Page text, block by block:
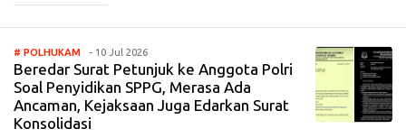
# POLHUKAM - 10 Jul 2026
Beredar Surat Petunjuk ke Anggota Polri
Soal Penyidikan SPPG, Merasa Ada
Ancaman, Kejaksaan Juga Edarkan Surat
Konsolidasi